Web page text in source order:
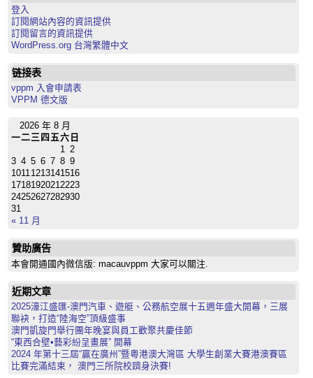
登入
訂閱網站內容的資訊提供
訂閱留言的資訊提供
WordPress.org 台灣繁體中文
链接表
vppm 入會申請表
VPPM 德文版
2026 年 8 月
一二三 四 五六 日
1 2
3 4 5 6 7 8 9
10111213141516
17181920212223
24252627282930
31
« 11 月
贊助廣告
本會開通國內微信版: macauvppm 大家可以關注.
近期文章
2025濠江盛匯-澳門汽車、遊艇、公務航空展十五週年盛大開幕，三展
聯袂，打造“陸海空”頂級盛事
澳門凱旋門舉行團年晚宴與員工歡聚共慶佳節
“東西合壁•藝彩紛呈畫展” 開幕
2024 年第十三屆“贏在廣州”暨粵港澳大灣區 大學生創業大賽港澳賽區
比賽完滿結束， 澳門三所院校躋身決賽!